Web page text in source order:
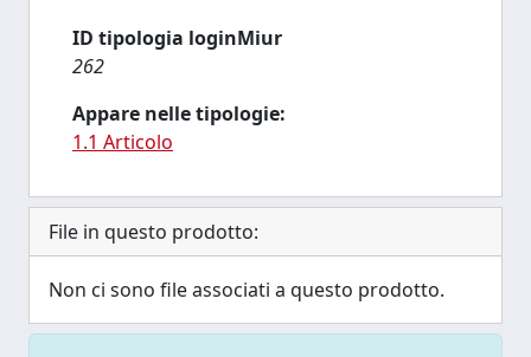
ID tipologia loginMiur
262
Appare nelle tipologie:
1.1 Articolo
File in questo prodotto:
Non ci sono file associati a questo prodotto.